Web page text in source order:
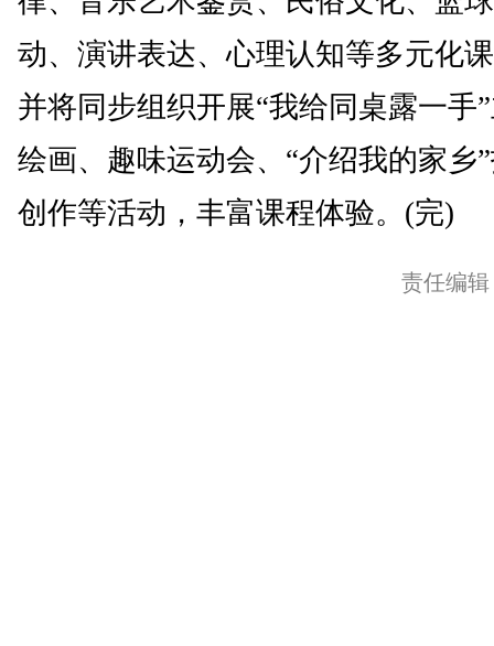
动、演讲表达、心理认知等多元化
并将同步组织开展“我给同桌露一手
绘画、趣味运动会、“介绍我的家乡
创作等活动，丰富课程体验。(完)
责任编